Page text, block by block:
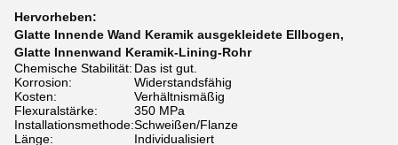
Hervorheben:
Glatte Innende Wand Keramik ausgekleidete Ellbogen,
Glatte Innenwand Keramik-Lining-Rohr
Chemische Stabilität: Das ist gut.
Korrosion:
Widerstandsfähig
Kosten:
Verhältnismäßig
Flexuralstärke:
350 MPa
Installationsmethode:Schweißen/Flanze
Länge:
Individualisiert